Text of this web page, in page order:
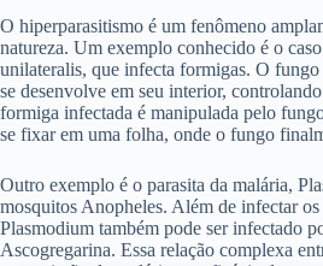
O hiperparasitismo é um fenômeno
natureza. Um exemplo conhecido é o
unilateralis, que infecta formigas. O
se desenvolve em seu interior,
formiga infectada é manipulada pelo
se fixar em uma folha, onde o fungo
Outro exemplo é o parasita da malária,
mosquitos Anopheles. Além de infectar os
Plasmodium também pode ser infectado
Ascogregarina. Essa relação complexa